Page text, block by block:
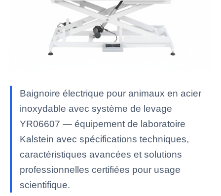
Baignoire électrique pour animaux en acier
inoxydable avec système de levage
YR06607 — équipement de laboratoire
Kalstein avec spécifications techniques,
caractéristiques avancées et solutions
professionnelles certifiées pour usage
scientifique.